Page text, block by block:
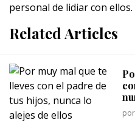
personal de lidiar con ellos.
Related Articles
por